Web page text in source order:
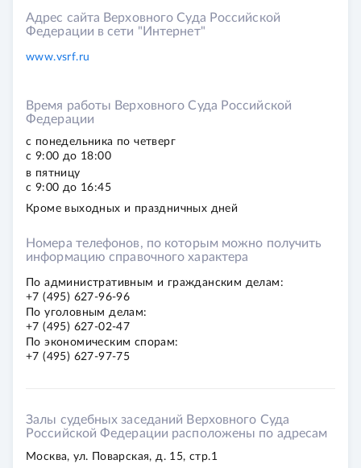
Адрес сайта Верховного Суда Российской
Федерации в сети "Интернет"
www.vsrf.ru
Время работы Верховного Суда Российской
Федерации
с понедельника по четверг
с 9:00 до 18:00
в пятницу
с 9:00 до 16:45
Кроме выходных и праздничных дней
Номера телефонов, по которым можно получить
информацию справочного характера
По ад­ми­ни­стра­тив­ным и граж­дан­ским делам:
+7 (495) 627-96-96
По уго­лов­ным делам:
+7 (495) 627-02-47
По эко­но­ми­че­ским спо­рам:
+7 (495) 627-97-75
Залы судебных заседаний Верховного Суда
Российской Федерации расположены по адресам
Москва, ул. Поварская, д. 15, стр.1